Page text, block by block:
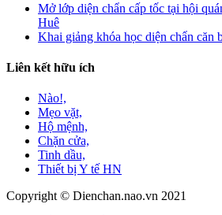
Mở lớp diện chẩn cấp tốc tại hội
Huê
Khai giảng khóa học diện chẩn căn
Liên kết hữu ích
Nào!,
Mẹo vặt,
Hộ mệnh,
Chặn cửa,
Tinh dầu,
Thiết bị Y tế HN
Copyright © Dienchan.nao.vn 2021